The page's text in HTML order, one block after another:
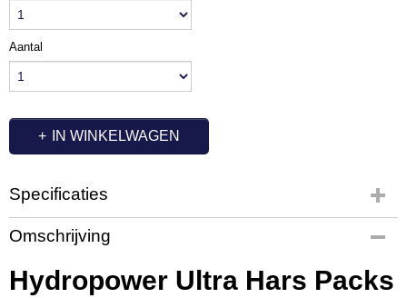
Aantal
IN WINKELWAGEN
Specificaties
Productcode
1200-629
Omschrijving
Hydropower Ultra Hars Packs